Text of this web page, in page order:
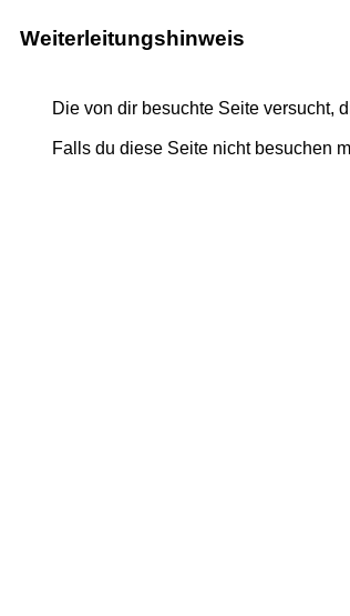
Weiterleitungshinweis
Die von dir besuchte Seite versucht,
Falls du diese Seite nicht besuchen